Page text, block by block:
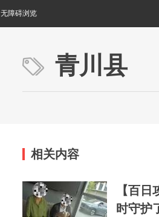
无障碍浏览
青川县
相关内容
【百
时守护